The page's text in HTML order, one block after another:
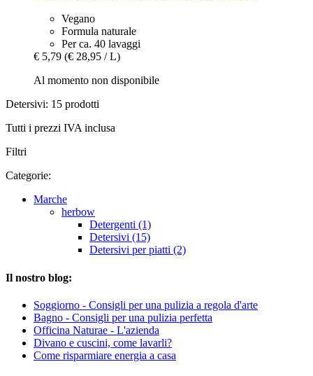
Vegano
Formula naturale
Per ca. 40 lavaggi
€ 5,79 (€ 28,95 / L)
Al momento non disponibile
Detersivi: 15 prodotti
Tutti i prezzi IVA inclusa
Filtri
Categorie:
Marche
herbow
Detergenti (1)
Detersivi (15)
Detersivi per piatti (2)
Il nostro blog:
Soggiorno - Consigli per una pulizia a regola d'arte
Bagno - Consigli per una pulizia perfetta
Officina Naturae - L'azienda
Divano e cuscini, come lavarli?
Come risparmiare energia a casa